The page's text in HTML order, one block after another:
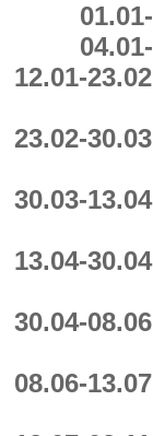
01.01-
04.01-
12.01-23.02
23.02-30.03
30.03-13.04
13.04-30.04
30.04-08.06
08.06-13.07